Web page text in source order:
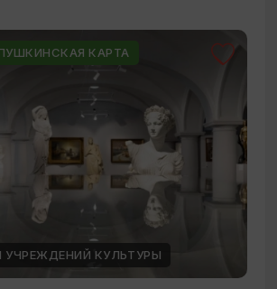
КАРТА
УЧРЕЖДЕНИЙ КУЛЬТУРЫ